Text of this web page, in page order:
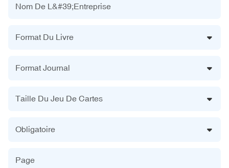
Nom De L&#39;entreprise
Format Du Livre
Format Journal
Taille Du Jeu De Cartes
Obligatoire
Page